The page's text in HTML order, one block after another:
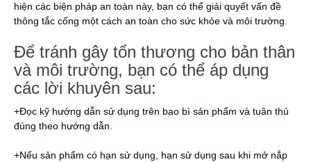
hiện các biện pháp an toàn này, bạn có thể giải quyết vấn đề
thông tắc cống một cách an toàn cho sức khỏe và môi trường.
Để tránh gây tổn thương cho bản thân
và môi trường, bạn có thể áp dụng
các lời khuyên sau:
+Đọc kỹ hướng dẫn sử dụng trên bao bì sản phẩm và tuân thủ
đúng theo hướng dẫn.
+Nếu sản phẩm có hạn sử dụng, hạn sử dụng sau khi mở nắp